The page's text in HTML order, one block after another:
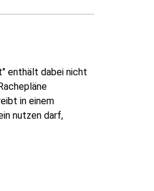
enthält dabei nicht
in einem
nutzen darf,